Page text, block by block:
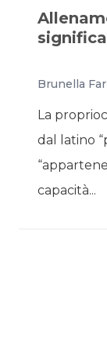
Brunella
La
dal latino
capacità...